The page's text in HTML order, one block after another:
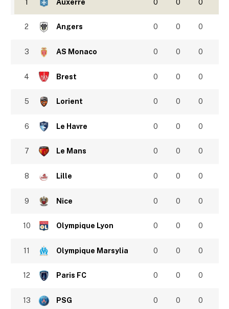
1 Auxerre 0 0 0
2 Angers 0 0 0
3 AS Monaco 0 0 0
4 Brest 0 0 0
5 Lorient 0 0 0
6 Le Havre 0 0 0
7 Le Mans 0 0 0
8 Lille 0 0 0
9 Nice 0 0 0
10 Olympique Lyon 0 0 0
11 Olympique Marsylia 0 0 0
12 Paris FC 0 0 0
13 PSG 0 0 0